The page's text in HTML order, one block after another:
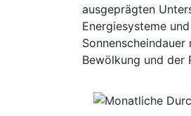
ausgeprägten
Energiesysteme
Bewölkung und der